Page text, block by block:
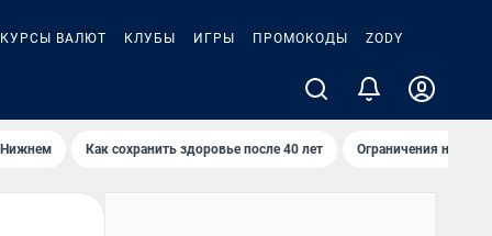
КУРСЫ ВАЛЮТ КЛУБЫ ИГРЫ ПРОМОКОДЫ ZODY
Нижнем Как сохранить здоровье после 40 лет Ограничения на